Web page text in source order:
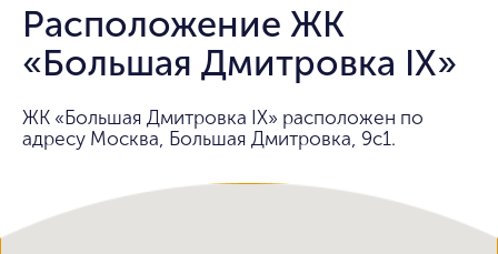
Расположение ЖК
«Большая Дмитровка IX»
ЖК «Большая Дмитровка IX» расположен по
адресу Москва, Большая Дмитровка, 9с1.